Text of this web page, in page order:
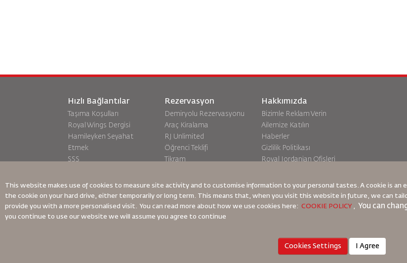
Hızlı Bağlantılar
Taşıma Koşulları
Royal Wings Dergisi
Hamileyken Seyahat
Etmek
SSS
oneworld
Erişilebilirlik Planı ve Geri
Bildirim Süreci
Rezervasyon
Demiryolu Rezervasyonu
Araç Kiralama
RJ Unlimited
Öğrenci Teklifi
Tikram
Hakkımızda
Bizimle Reklam Verin
Ailemize Katılın
Haberler
Gizlilik Politikası
Royal Jordanian Ofisleri
Kuzey Amerika Kuralları
This website makes use of cookies to measure site activity and to customise information to your personal tastes. A cookie is
the cookie on your hard drive, either temporarily or long term. This means that, when you visit this website in future, we can
provide you with a more personalised visit. You can read more about how we use cookies here: COOKIE POLICY , You can
you continue to use our website we will assume you agree to continue
Cookies Settings I Agree